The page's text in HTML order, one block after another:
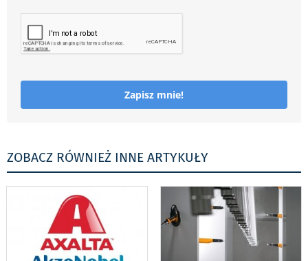
Zapisz mnie!
ZOBACZ RÓWNIEŻ INNE ARTYKUŁY